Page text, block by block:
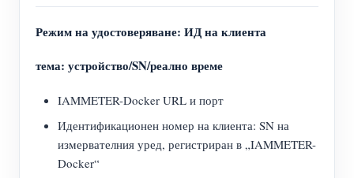
Режим на удостоверяване: ИД на клиента
тема: устройство/SN/реално време
IAMMETER-Docker URL и порт
Идентификационен номер на клиента: SN на
измервателния уред, регистриран в „IAMMETER-
Docker“